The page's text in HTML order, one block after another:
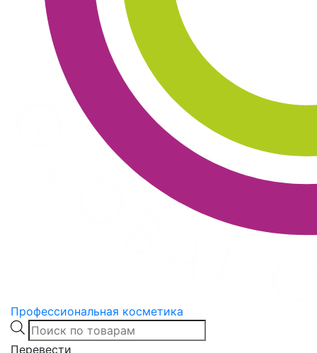
Профессиональная косметика
Products
search
Перевести